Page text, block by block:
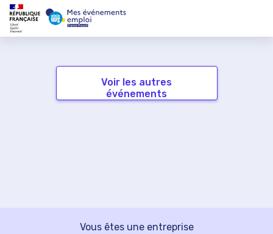
Voir les autres
événements
Vous êtes une entreprise